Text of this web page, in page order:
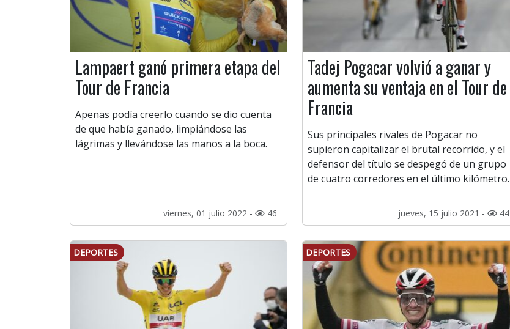
Lampaert ganó primera etapa del
Tour de Francia
Apenas podía creerlo cuando se dio cuenta
de que había ganado, limpiándose las
lágrimas y llevándose las manos a la boca.
viernes, 01 julio 2022 - 46
Tadej Pogacar volvió a ganar y
aumenta su ventaja en el Tour de
Francia
Sus principales rivales de Pogacar no
supieron capitalizar el brutal recorrido, y el
defensor del título se despegó de un grupo
de cuatro corredores en el último kilómetro.
jueves, 15 julio 2021 - 44
DEPORTES DEPORTES